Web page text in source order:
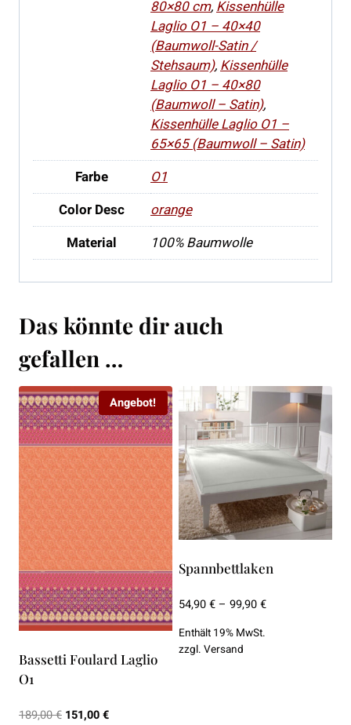
80×80 cm,Kissenhülle
Laglio O1 – 40×40
(Baumwoll-Satin /
Stehsaum),Kissenhülle
Laglio O1 – 40×80
(Baumwoll – Satin),
Kissenhülle Laglio O1 –
65×65 (Baumwoll – Satin)
Farbe
O1
Color Desc
orange
Material
100% Baumwolle
Das könnte dir auch
gefallen …
Angebot!
Bassetti Foulard Laglio
O1
189,00€ Ursprünglicher
151,00€Aktueller
Spannbettlaken
54,90€– 99,90€Preisspanne:
Enthält 19% MwSt.
zzgl. Versand